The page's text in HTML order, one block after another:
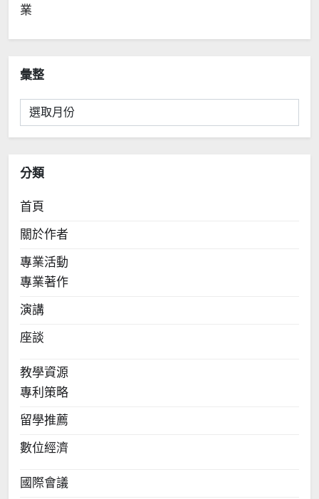
業
彙整
彙
整
分類
首頁
關於作者
專業活動
專業著作
演講
座談
教學資源
專利策略
留學推薦
數位經濟
國際會議